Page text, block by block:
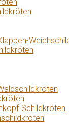
Schildkröten